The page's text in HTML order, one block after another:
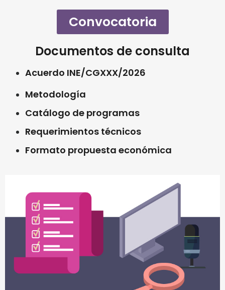
Convocatoria
Documentos de consulta
Acuerdo INE/CGXXX/2026
Metodología
Catálogo de programas
Requerimientos técnicos
Formato propuesta económica